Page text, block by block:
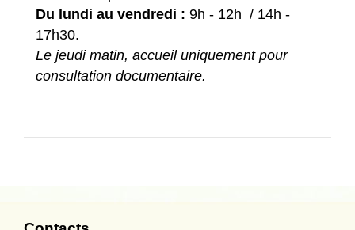
Du lundi au vendredi : 9h - 12h / 14h -
17h30.
Le jeudi matin, accueil uniquement pour
consultation documentaire.